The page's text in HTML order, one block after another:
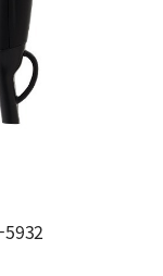
5932